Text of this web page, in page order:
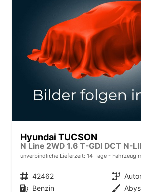
Hyundai TUCSON
unverbindliche Lieferzeit: 14 Tage Fahrzeug
Fahrzeugnr. 42462 Getriebe
Kraftstoff Benzin Außenfarbe